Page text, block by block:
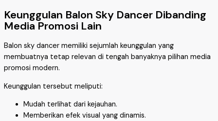
Keunggulan Balon Sky Dancer Dibanding
Media Promosi Lain
Balon sky dancer memiliki sejumlah keunggulan yang
membuatnya tetap relevan di tengah banyaknya pilihan media
promosi modern.
Keunggulan tersebut meliputi:
Mudah terlihat dari kejauhan.
Memberikan efek visual yang dinamis.